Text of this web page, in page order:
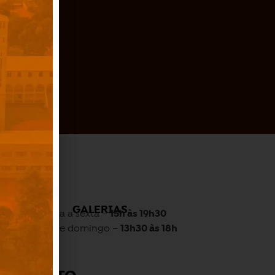
GALERIAS
Quarta a sexta –15h às 19h30
Sábado e domingo –13h30 às 18h